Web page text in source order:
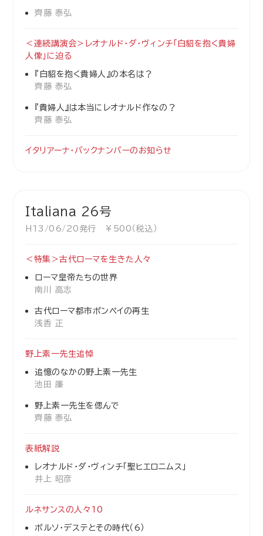
齊藤 泰弘
＜連続講演会＞レオナルド・ダ・ヴィンチ「白貂を抱く貴婦
人像」に迫る
『白貂を抱く貴婦人』の本名は？
齊藤 泰弘
『貴婦人』は本当にレオナルド作なの？
齊藤 泰弘
イタリアーナ・バックナンバーのお知らせ
Italiana 26号
H13/06/20発行 ￥500（税込）
＜特集＞古代ローマを生きた人々
ローマ皇帝たちの世界
南川 高志
古代ローマ都市ポンペイの再生
浅香 正
野上素一先生追悼
追憶のなかの野上素一先生
池田 廉
野上素一先生を偲んで
齊藤 泰弘
表紙解説
レオナルド・ダ・ヴィンチ「聖ヒエロニムス」
井上 昭彦
ルネサンスの人々10
ボルソ・デステとその時代（6）